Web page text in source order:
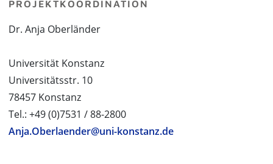
PROJEKTKOORDINATION
Dr. Anja Oberländer
Universität Konstanz
Universitätsstr. 10
78457 Konstanz
Tel.: +49 (0)7531 / 88-2800
Anja.Oberlaender@uni-konstanz.de